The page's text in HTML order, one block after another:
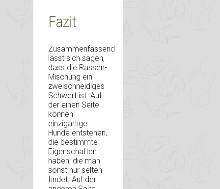
Fazit
Zusammenfassend
lässt sich sagen,
dass die Rassen-
Mischung ein
zweischneidiges
Schwert ist. Auf
der einen Seite
können
einzigartige
Hunde entstehen,
die bestimmte
Eigenschaften
haben, die man
sonst nur selten
findet. Auf der